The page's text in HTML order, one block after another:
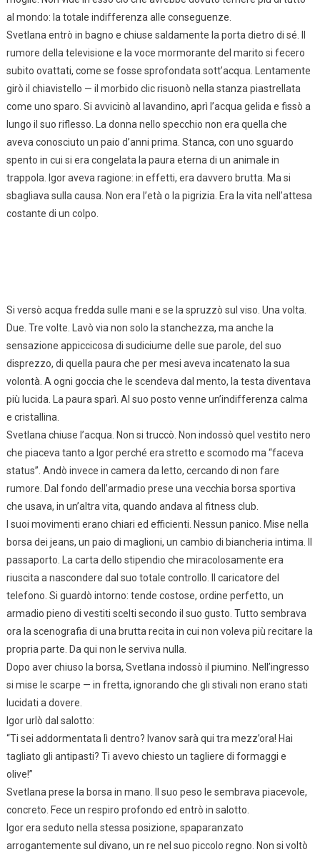
al mondo: la totale indifferenza alle conseguenze.
Svetlana entrò in bagno e chiuse saldamente la porta dietro di sé. Il
rumore della televisione e la voce mormorante del marito si fecero
subito ovattati, come se fosse sprofondata sott’acqua. Lentamente
girò il chiavistello — il morbido clic risuonò nella stanza piastrellata
come uno sparo. Si avvicinò al lavandino, aprì l’acqua gelida e fissò a
lungo il suo riflesso. La donna nello specchio non era quella che
aveva conosciuto un paio d’anni prima. Stanca, con uno sguardo
spento in cui si era congelata la paura eterna di un animale in
trappola. Igor aveva ragione: in effetti, era davvero brutta. Ma si
sbagliava sulla causa. Non era l’età o la pigrizia. Era la vita nell’attesa
costante di un colpo.
Si versò acqua fredda sulle mani e se la spruzzò sul viso. Una volta.
Due. Tre volte. Lavò via non solo la stanchezza, ma anche la
sensazione appiccicosa di sudiciume delle sue parole, del suo
disprezzo, di quella paura che per mesi aveva incatenato la sua
volontà. A ogni goccia che le scendeva dal mento, la testa diventava
più lucida. La paura sparì. Al suo posto venne un’indifferenza calma
e cristallina.
Svetlana chiuse l’acqua. Non si truccò. Non indossò quel vestito nero
che piaceva tanto a Igor perché era stretto e scomodo ma “faceva
status”. Andò invece in camera da letto, cercando di non fare
rumore. Dal fondo dell’armadio prese una vecchia borsa sportiva
che usava, in un’altra vita, quando andava al fitness club.
I suoi movimenti erano chiari ed efficienti. Nessun panico. Mise nella
borsa dei jeans, un paio di maglioni, un cambio di biancheria intima. Il
passaporto. La carta dello stipendio che miracolosamente era
riuscita a nascondere dal suo totale controllo. Il caricatore del
telefono. Si guardò intorno: tende costose, ordine perfetto, un
armadio pieno di vestiti scelti secondo il suo gusto. Tutto sembrava
ora la scenografia di una brutta recita in cui non voleva più recitare la
propria parte. Da qui non le serviva nulla.
Dopo aver chiuso la borsa, Svetlana indossò il piumino. Nell’ingresso
si mise le scarpe — in fretta, ignorando che gli stivali non erano stati
lucidati a dovere.
Igor urlò dal salotto:
“Ti sei addormentata lì dentro? Ivanov sarà qui tra mezz’ora! Hai
tagliato gli antipasti? Ti avevo chiesto un tagliere di formaggi e
olive!”
Svetlana prese la borsa in mano. Il suo peso le sembrava piacevole,
concreto. Fece un respiro profondo ed entrò in salotto.
Igor era seduto nella stessa posizione, spaparanzato
arrogantemente sul divano, un re nel suo piccolo regno. Non si voltò